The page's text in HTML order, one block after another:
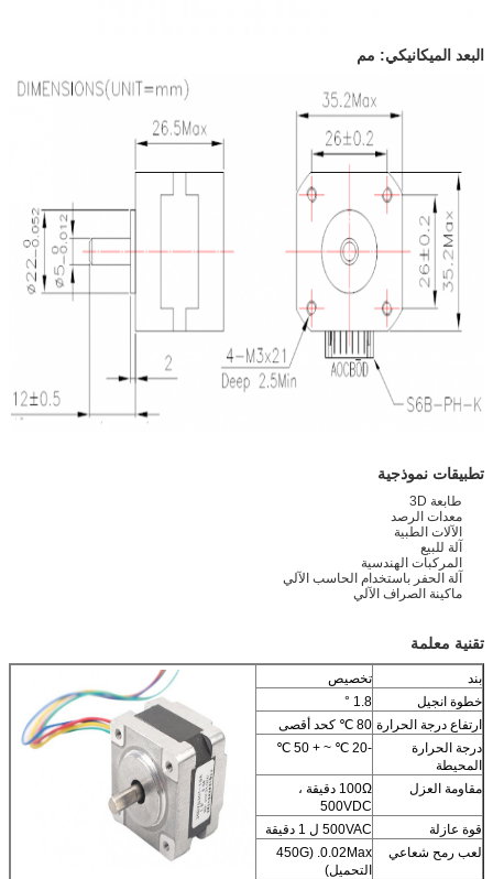
البعد الميكانيكي: مم
تطبيقات نموذجية
طابعة 3D
معدات الرصد
الآلات الطبية
آلة للبيع
المركبات الهندسية
آلة الحفر باستخدام الحاسب الآلي
ماكينة الصراف الآلي
تقنية معلمة
بند
تخصيص
خطوة انجيل
1.8 °
ارتفاع درجة الحرارة 80 ℃ كحد أقصى
درجة الحرارة
المحيطة
-20 ℃ ~ + 50 ℃
مقاومة العزل
100Ω دقيقة ،
500VDC
قوة عازلة
500VAC ل 1 دقيقة
لعب رمح شعاعي
0.02Max. (450G
التحميل)